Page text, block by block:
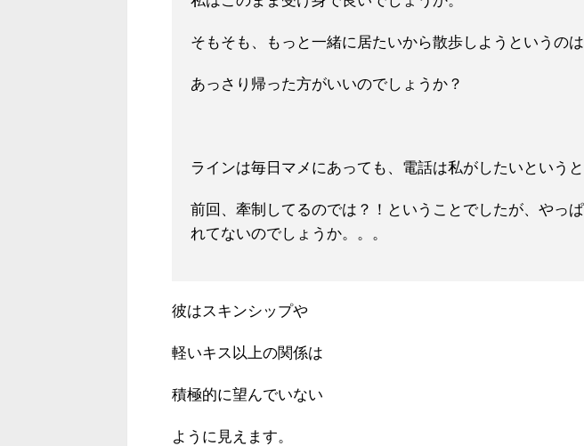
そもそも、もっと一緒に居たいから散歩しようというのは
あっさり帰った方がいいのでしょうか？
ラインは毎日マメにあっても、電話は私がしたいというと
前回、牽制してるのでは？！ということでしたが、やっ
れてないのでしょうか。。。
彼はスキンシップや
軽いキス以上の関係は
積極的に望んでいない
ように見えます。